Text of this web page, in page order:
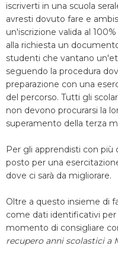
iscriverti in una scuola
avresti dovuto fare e
un'iscrizione valida al
alla richiesta un
studenti che vantano
seguendo la procedura
preparazione con una
del percorso. Tutti gli
non devono procurarsi la
superamento della terza
Per gli apprendisti con più
posto per una
dove ci sarà da migliorare.
Oltre a questo insieme di
come dati identificativi
momento di consigliare
recupero anni scolastici a